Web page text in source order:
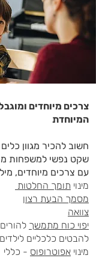
צרכים מיוחדים
המיוחדת
חשוב להכיר מגוון
שקט נפשי למשפחות
עם צרכים מיוחדים,
מינוי תומך החלטות
מסמך הבעת רצון
צוואה
יפוי כוח מתמשך
להבטים כלכליים
מינוי אפוטרופוס - כללי